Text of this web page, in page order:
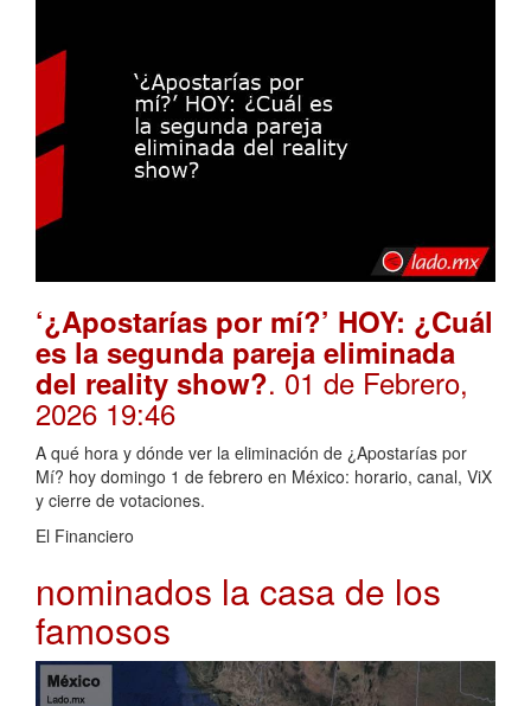
‘¿Apostarías por mí?’ HOY: ¿Cuál
es la segunda pareja eliminada
del reality show?. 01 de Febrero,
2026 19:46
A qué hora y dónde ver la eliminación de ¿Apostarías por
Mí? hoy domingo 1 de febrero en México: horario, canal, ViX
y cierre de votaciones.
El Financiero
nominados la casa de los
famosos